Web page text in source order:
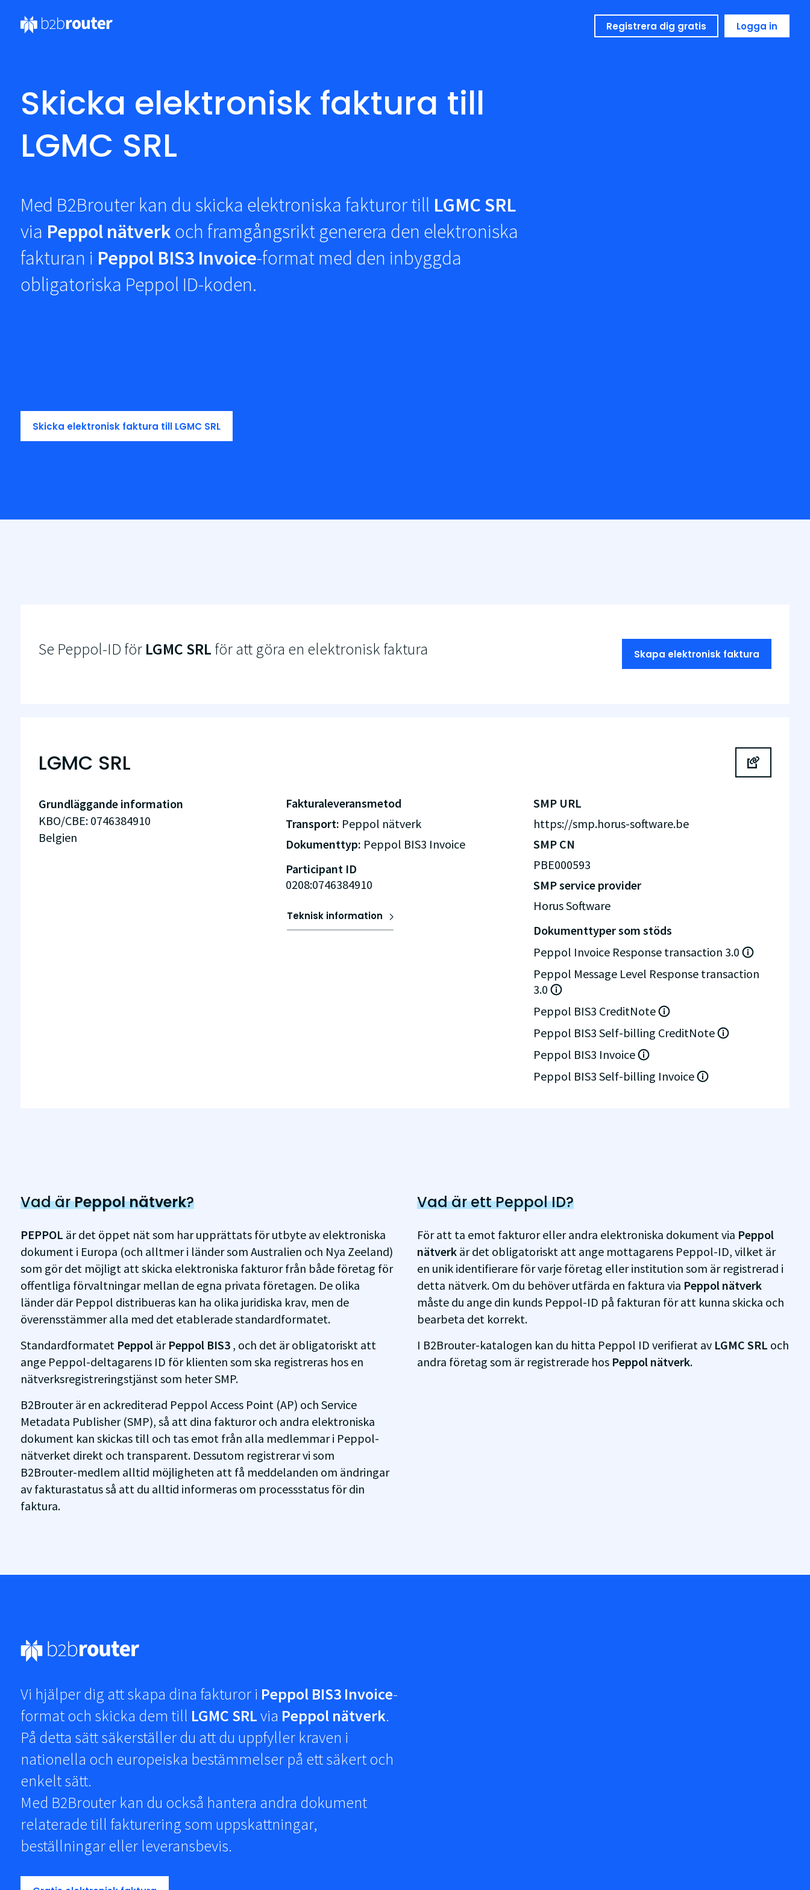
Registrera dig gratis Logga in
Skicka elektronisk faktura till
LGMC SRL
Med B2Brouter kan du skicka elektroniska fakturor till LGMC SRL
via Peppol nätverk och framgångsrikt generera den elektroniska
fakturan i Peppol BIS3 Invoice-format med den inbyggda
obligatoriska Peppol ID-koden.
Skicka elektronisk faktura till LGMC SRL
Se Peppol-ID för LGMC SRL för att göra en elektronisk faktura Skapa elektronisk faktura
LGMC SRL
Grundläggande information
KBO/CBE: 0746384910
Belgien
Fakturaleveransmetod
Transport: Peppol nätverk
Dokumenttyp: Peppol BIS3 Invoice
Participant ID
0208:0746384910
Teknisk information
SMP URL
https://smp.horus-software.be
SMP CN
PBE000593
SMP service provider
Horus Software
Dokumenttyper som stöds
Peppol Invoice Response transaction 3.0
Peppol Message Level Response transaction
3.0
Peppol BIS3 CreditNote
Peppol BIS3 Self-billing CreditNote
Peppol BIS3 Invoice
Peppol BIS3 Self-billing Invoice
Vad ärPeppol nätverk?
PEPPOL är det öppet nät som har upprättats för utbyte av elektroniska
dokument i Europa (och alltmer i länder som Australien och Nya Zeeland)
som gör det möjligt att skicka elektroniska fakturor från både företag för
offentliga förvaltningar mellan de egna privata företagen. De olika
länder där Peppol distribueras kan ha olika juridiska krav, men de
överensstämmer alla med det etablerade standardformatet.
Standardformatet Peppol är Peppol BIS3 , och det är obligatoriskt att
ange Peppol-deltagarens ID för klienten som ska registreras hos en
nätverksregistreringstjänst som heter SMP.
B2Brouter är en ackrediterad Peppol Access Point (AP) och Service
Metadata Publisher (SMP), så att dina fakturor och andra elektroniska
dokument kan skickas till och tas emot från alla medlemmar i Peppol-
nätverket direkt och transparent. Dessutom registrerar vi som
B2Brouter-medlem alltid möjligheten att få meddelanden om ändringar
av fakturastatus så att du alltid informeras om processstatus för din
faktura.
Vad är ett Peppol ID?
För att ta emot fakturor eller andra elektroniska dokument via Peppol
nätverk är det obligatoriskt att ange mottagarens Peppol-ID, vilket är
en unik identifierare för varje företag eller institution som är registrerad i
detta nätverk. Om du behöver utfärda en faktura via Peppol nätverk
måste du ange din kunds Peppol-ID på fakturan för att kunna skicka och
bearbeta det korrekt.
I B2Brouter-katalogen kan du hitta Peppol ID verifierat av LGMC SRL och
andra företag som är registrerade hos Peppol nätverk.
Vi hjälper dig att skapa dina fakturor i Peppol BIS3 Invoice-
format och skicka dem till LGMC SRLvia Peppol nätverk.
På detta sätt säkerställer du att du uppfyller kraven i
nationella och europeiska bestämmelser på ett säkert och
enkelt sätt.
Med B2Brouter kan du också hantera andra dokument
relaterade till fakturering som uppskattningar,
beställningar eller leveransbevis.